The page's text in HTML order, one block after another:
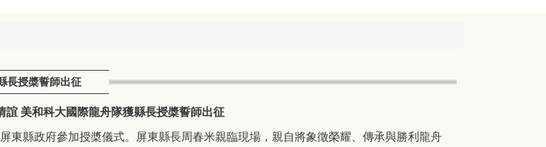
長授槳誓師出征
誼 美和科大國際龍舟隊獲縣長授槳誓師出征
東縣政府參加授槳儀式。屏東縣長周春米親臨現場，親自將象徵榮耀、傳承與勝利龍舟